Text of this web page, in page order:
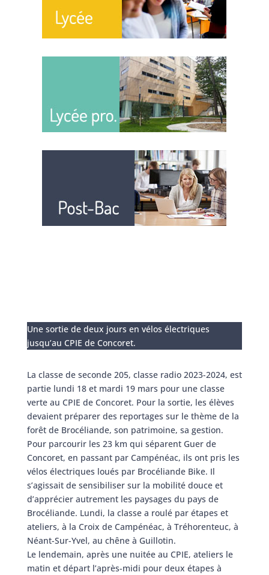
Une sortie de deux jours en vélos électriques
jusqu’au CPIE de Concoret.
La classe de seconde 205, classe radio 2023-2024, est
partie lundi 18 et mardi 19 mars pour une classe
verte au CPIE de Concoret. Pour la sortie, les élèves
devaient préparer des reportages sur le thème de la
forêt de Brocéliande, son patrimoine, sa gestion.
Pour parcourir les 23 km qui séparent Guer de
Concoret, en passant par Campénéac, ils ont pris les
vélos électriques loués par Brocéliande Bike. Il
s’agissait de sensibiliser sur la mobilité douce et
d’apprécier autrement les paysages du pays de
Brocéliande. Lundi, la classe a roulé par étapes et
ateliers, à la Croix de Campénéac, à Tréhorenteuc, à
Néant-Sur-Yvel, au chêne à Guillotin.
Le lendemain, après une nuitée au CPIE, ateliers le
matin et départ l’après-midi pour deux étapes à